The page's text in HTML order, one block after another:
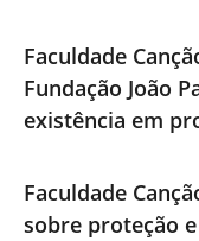
Faculdade
Fundação João
existência em
Faculdade
sobre proteção